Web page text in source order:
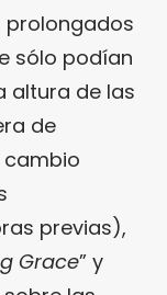
prolongados
sólo podían
altura de las
de
cambio
previas),
Grace” y